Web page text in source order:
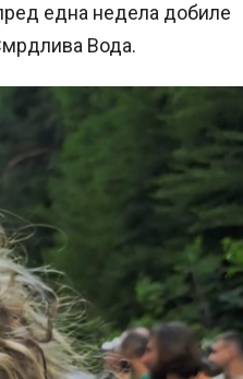
една недела добиле
Вода.